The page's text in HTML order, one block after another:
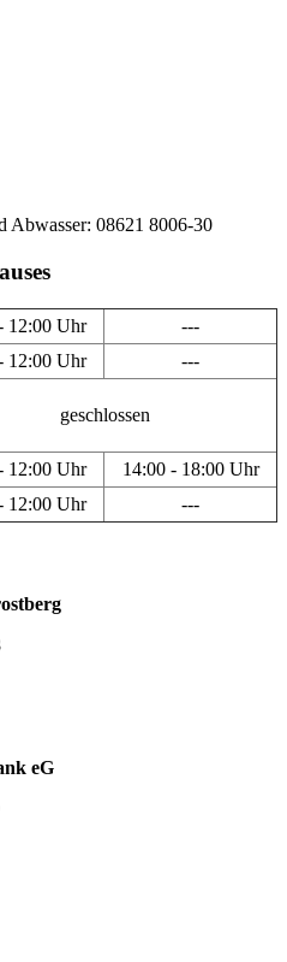
Abwasser: 08621 8006-30
12:00 Uhr
---
12:00 Uhr ---
geschlossen
12:00 Uhr
14:00 - 18:00 Uhr
12:00 Uhr ---
eG